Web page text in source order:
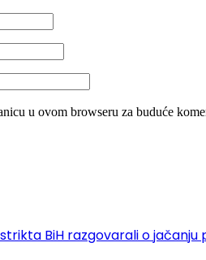
u ovom browseru za buduće
BiH razgovarali o